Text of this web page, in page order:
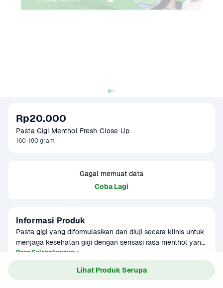
Lihat Produk Serupa
Rp20.000
Pasta Gigi Menthol Fresh Close Up
160-180 gram
Gagal memuat data
Coba Lagi
Informasi Produk
Pasta gigi yang diformulasikan dan diuji secara klinis untuk
menjaga kesehatan gigi dengan sensasi rasa menthol yang
segar.
Baca Selengkapnya
Kategori
Perawatan Diri
2 tahun